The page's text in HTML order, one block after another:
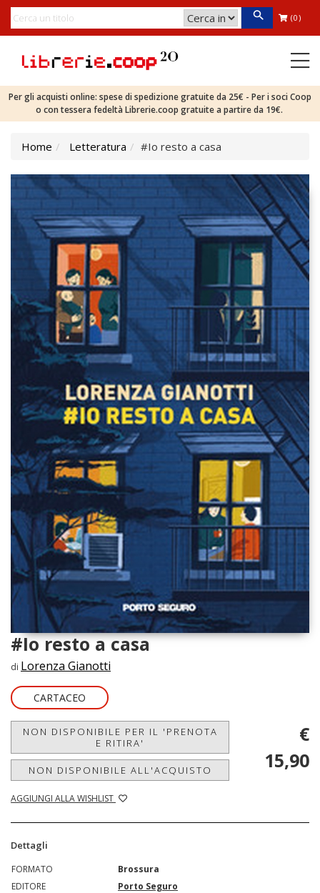
(0)
Per gli acquisti online: spese di spedizione gratuite da 25€ - Per i soci Coop
o con tessera fedeltà Librerie.coop gratuite a partire da 19€.
Home Letteratura #Io resto a casa
#Io resto a casa
di Lorenza Gianotti
CARTACEO
NON DISPONIBILE PER IL 'PRENOTA
E RITIRA'
NON DISPONIBILE ALL'ACQUISTO
AGGIUNGI ALLA WISHLIST
€
15,90
Dettagli
FORMATO
Brossura
EDITORE
Porto Seguro